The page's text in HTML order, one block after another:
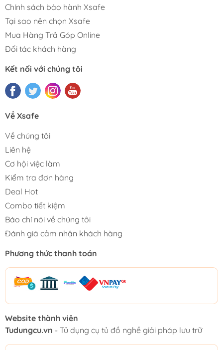
Chính sách bảo hành Xsafe
Tại sao nên chọn Xsafe
Mua Hàng Trả Góp Online
Đối tác khách hàng
Kết nối với chúng tôi
Về Xsafe
Về chúng tôi
Liên hệ
Cơ hội việc làm
Kiểm tra đơn hàng
Deal Hot
Combo tiết kiệm
Báo chí nói về chúng tôi
Đánh giá cảm nhận khách hàng
Phương thức thanh toán
Website thành viên
Tudungcu.vn - Tủ dụng cụ tủ đồ nghề giải pháp lưu trữ